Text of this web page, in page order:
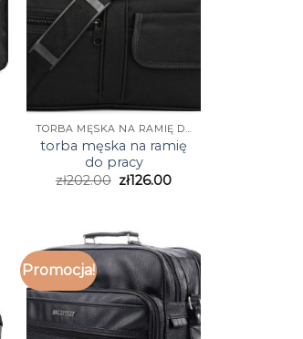
TORBA MĘSKA NA RAMIĘ DO PRACY
torba męska na ramię
do pracy
zł202.00 zł126.00
Promocja!